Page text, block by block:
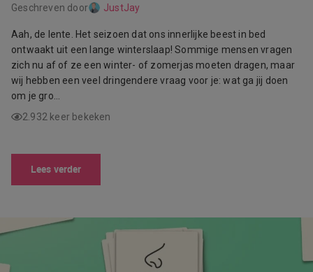
Geschreven door JustJay
Aah, de lente. Het seizoen dat ons innerlijke beest in bed
ontwaakt uit een lange winterslaap! Sommige mensen vragen
zich nu af of ze een winter- of zomerjas moeten dragen, maar
wij hebben een veel dringendere vraag voor je: wat ga jij doen
om je gro…
2.932 keer bekeken
Lees verder